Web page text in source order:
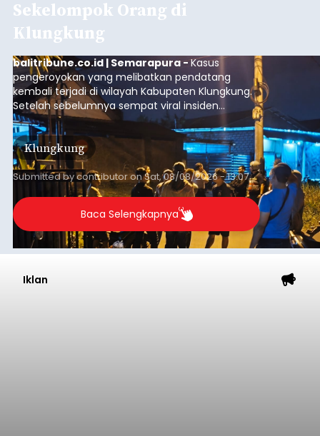
Sekelompok Orang di
Klungkung
balitribune.co.id | Semarapura -Kasus
pengeroyokan yang melibatkan pendatang
kembali terjadi di wilayah Kabupaten Klungkung.
Setelah sebelumnya sempat viral insiden
keributan di barat Pasar Galiran, peristiwa serupa
kini menimpa seorang pemuda asal Kabupaten
Sumba Barat Daya (SBD), Nusa Tenggara Timur
(NTT).
Klungkung
Submitted bycontributoronSat, 08/08/2026 - 13:07
Baca Selengkapnya
Iklan